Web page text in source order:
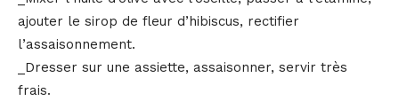
ajouter le sirop de fleur d’hibiscus, rectifier
l’assaisonnement.
_Dresser sur une assiette, assaisonner, servir très
frais.